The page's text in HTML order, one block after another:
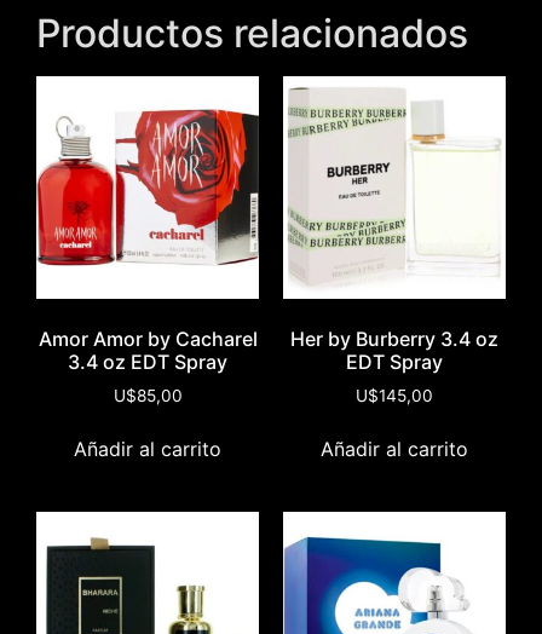
Productos relacionados
Amor Amor by Cacharel
3.4 oz EDT Spray
U$85,00
Añadir al carrito
Her by Burberry 3.4 oz
EDT Spray
U$145,00
Añadir al carrito